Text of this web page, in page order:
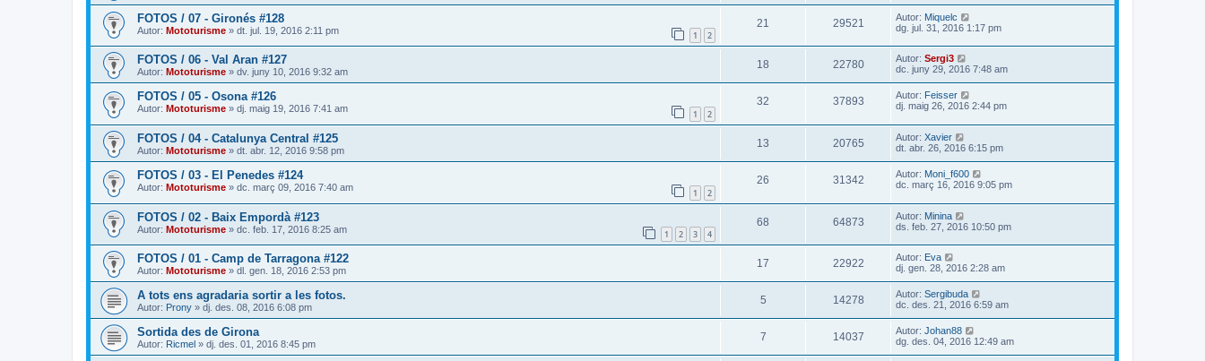
FOTOS / 07 - Gironés #128
Autor: Mototurisme » dt. jul. 19, 2016 2:11 pm 1 2
21 29521 Autor: Miquelc
dg. jul. 31, 2016 1:17 pm
FOTOS / 06 - Val Aran #127
Autor: Mototurisme » dv. juny 10, 2016 9:32 am
18 22780 Autor: Sergi3
dc. juny 29, 2016 7:48 am
FOTOS / 05 - Osona #126
Autor: Mototurisme » dj. maig 19, 2016 7:41 am 1 2
32 37893 Autor: Feisser
dj. maig 26, 2016 2:44 pm
FOTOS / 04 - Catalunya Central #125
Autor: Mototurisme » dt. abr. 12, 2016 9:58 pm
13 20765 Autor: Xavier
dt. abr. 26, 2016 6:15 pm
FOTOS / 03 - El Penedes #124
Autor: Mototurisme » dc. març 09, 2016 7:40 am 1 2
26 31342 Autor: Moni_f600
dc. març 16, 2016 9:05 pm
FOTOS / 02 - Baix Empordà #123
Autor: Mototurisme » dc. feb. 17, 2016 8:25 am 1 2 3 4
68 64873 Autor: Minina
ds. feb. 27, 2016 10:50 pm
FOTOS / 01 - Camp de Tarragona #122
Autor: Mototurisme » dl. gen. 18, 2016 2:53 pm
17 22922 Autor: Eva
dj. gen. 28, 2016 2:28 am
A tots ens agradaria sortir a les fotos.
Autor: Prony » dj. des. 08, 2016 6:08 pm
5 14278 Autor: Sergibuda
dc. des. 21, 2016 6:59 am
Sortida des de Girona
Autor: Ricmel » dj. des. 01, 2016 8:45 pm
7 14037 Autor: Johan88
dg. des. 04, 2016 12:49 am